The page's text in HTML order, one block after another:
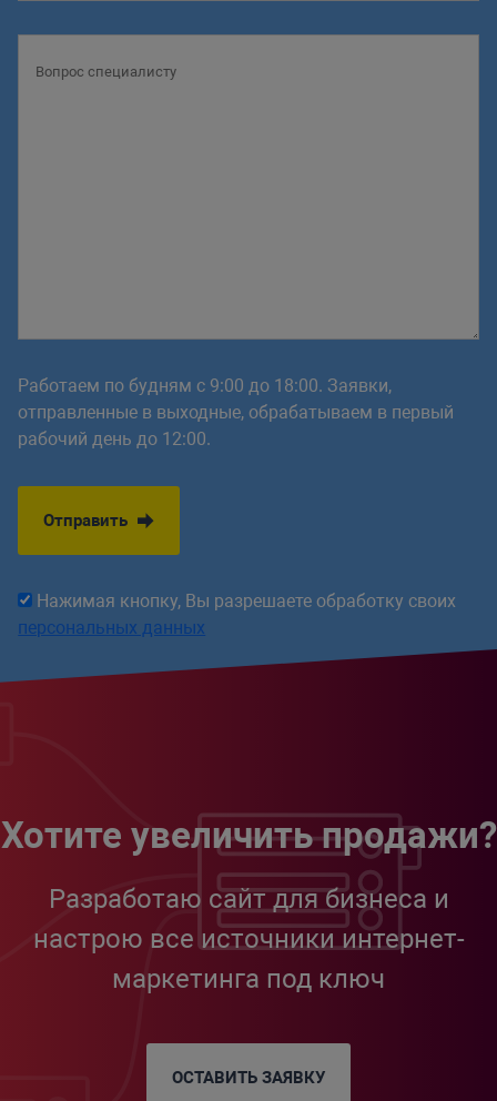
Работаем по будням с 9:00 до 18:00. Заявки,
отправленные в выходные, обрабатываем в первый
рабочий день до 12:00.
Отправить
Нажимая кнопку, Вы разрешаете обработку своих
персональных данных
Хотите увеличить продажи?
Разработаю сайт для бизнеса и
настрою все источники интернет-
маркетинга под ключ
ОСТАВИТЬ ЗАЯВКУ